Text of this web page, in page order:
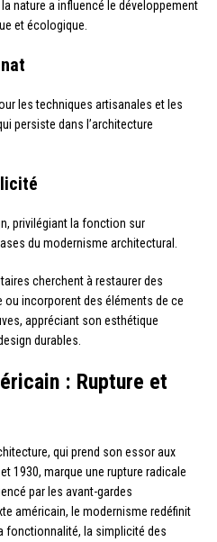
nature a influencé le développement
et écologique.
les techniques artisanales et les
persiste dans l’architecture
privilégiant la fonction sur
du modernisme architectural.
cherchent à restaurer des
ou incorporent des éléments de ce
appréciant son esthétique
durables.
: Rupture et
qui prend son essor aux
1930, marque une rupture radicale
par les avant-gardes
américain, le modernisme redéfinit
fonctionnalité, la simplicité des